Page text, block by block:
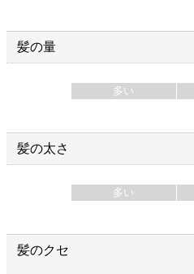
髪の量
多い
髪の太さ
多い
髪のクセ